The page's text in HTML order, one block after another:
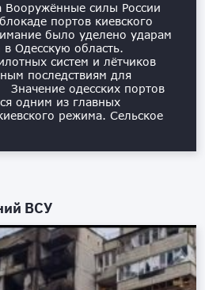
Вооружённые силы России
портов киевского
было уделено ударам
Одесскую область.
систем и лётчиков
последствиям для
одесских портов
одним из главных
режима. Сельское
ВСУ